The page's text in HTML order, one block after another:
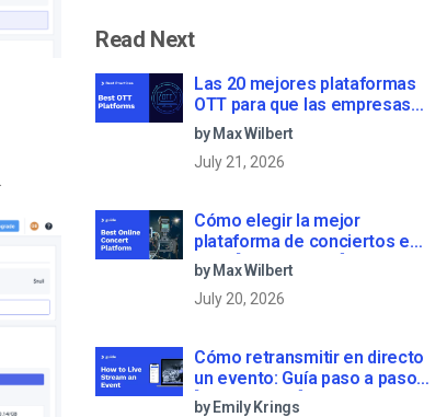
Read Next
Las 20 mejores plataformas
OTT para que las empresas
creen su propio servicio de
streaming (2026)
by Max Wilbert
July 21, 2026
Cómo elegir la mejor
plataforma de conciertos en
línea [2022 Update]
by Max Wilbert
July 20, 2026
Cómo retransmitir en directo
un evento: Guía paso a paso
[2023 Update]
by Emily Krings